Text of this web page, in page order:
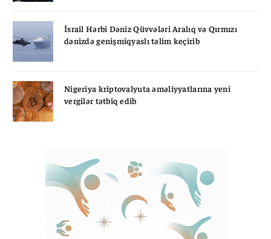
İsrail Hərbi Dəniz Qüvvələri Aralıq və Qırmızı
dənizdə genişmiqyaslı təlim keçirib
Nigeriya kriptovalyuta əməliyyatlarına yeni
vergilər tətbiq edib